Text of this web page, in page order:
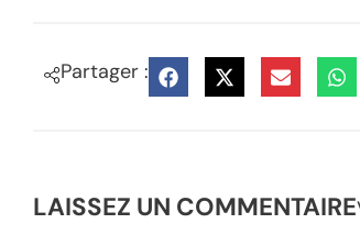
Partager :
LAISSEZ UN COMMENTAIRE